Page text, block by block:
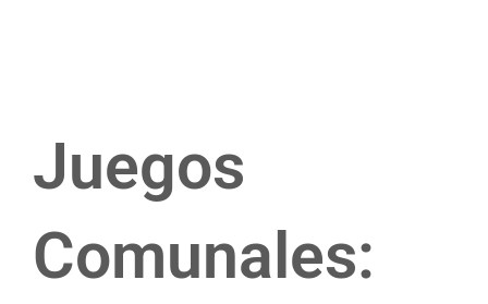
Juegos
Comunales: